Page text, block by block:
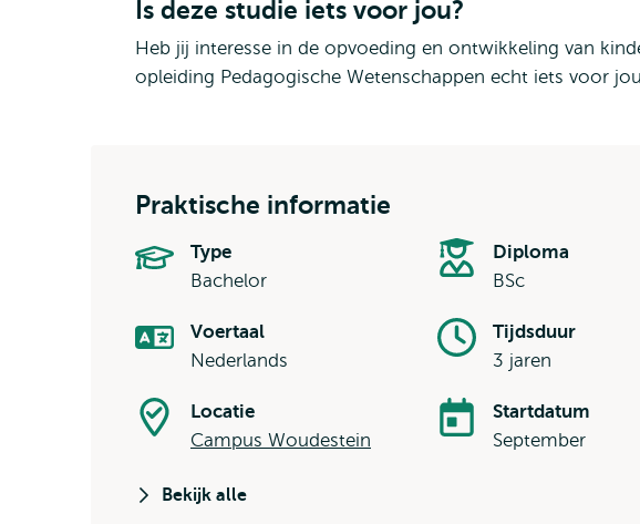
Is deze studie iets voor jou?
Heb jij interesse in de opvoeding en ontwikkeling van
opleiding Pedagogische Wetenschappen echt iets voor
Praktische informatie
Type
Bachelor
Diploma
BSc
Voertaal
Nederlands
Tijdsduur
3 jaren
Locatie
Campus Woudestein
Startdatum
September
Bekijk alle